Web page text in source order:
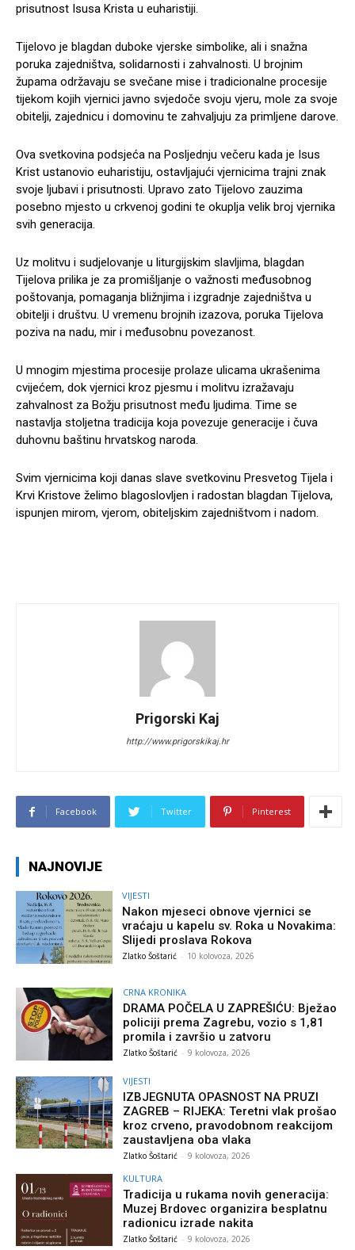
prisutnost Isusa Krista u euharistiji.
Tijelovo je blagdan duboke vjerske simbolike, ali i snažna
poruka zajedništva, solidarnosti i zahvalnosti. U brojnim
župama održavaju se svečane mise i tradicionalne procesije
tijekom kojih vjernici javno svjedoče svoju vjeru, mole za svoje
obitelji, zajednicu i domovinu te zahvaljuju za primljene darove.
Ova svetkovina podsjeća na Posljednju večeru kada je Isus
Krist ustanovio euharistiju, ostavljajući vjernicima trajni znak
svoje ljubavi i prisutnosti. Upravo zato Tijelovo zauzima
posebno mjesto u crkvenoj godini te okuplja velik broj vjernika
svih generacija.
Uz molitvu i sudjelovanje u liturgijskim slavljima, blagdan
Tijelova prilika je za promišljanje o važnosti međusobnog
poštovanja, pomaganja bližnjima i izgradnje zajedništva u
obitelji i društvu. U vremenu brojnih izazova, poruka Tijelova
poziva na nadu, mir i međusobnu povezanost.
U mnogim mjestima procesije prolaze ulicama ukrašenima
cvijećem, dok vjernici kroz pjesmu i molitvu izražavaju
zahvalnost za Božju prisutnost među ljudima. Time se
nastavlja stoljetna tradicija koja povezuje generacije i čuva
duhovnu baštinu hrvatskog naroda.
Svim vjernicima koji danas slave svetkovinu Presvetog Tijela i
Krvi Kristove želimo blagoslovljen i radostan blagdan Tijelova,
ispunjen mirom, vjerom, obiteljskim zajedništvom i nadom.
Prigorski Kaj
http://www.prigorskikaj.hr
Facebook Twitter Pinterest
NAJNOVIJE
VIJESTI
Nakon mjeseci obnove vjernici se
vraćaju u kapelu sv. Roka u Novakima:
Slijedi proslava Rokova
Zlatko Šoštarić - 10 kolovoza, 2026
CRNA KRONIKA
DRAMA POČELA U ZAPREŠIĆU: Bježao
policiji prema Zagrebu, vozio s 1,81
promila i završio u zatvoru
Zlatko Šoštarić - 9 kolovoza, 2026
VIJESTI
IZBJEGNUTA OPASNOST NA PRUZI
ZAGREB – RIJEKA: Teretni vlak prošao
kroz crveno, pravodobnom reakcijom
zaustavljena oba vlaka
Zlatko Šoštarić - 9 kolovoza, 2026
KULTURA
Tradicija u rukama novih generacija:
Muzej Brdovec organizira besplatnu
radionicu izrade nakita
Zlatko Šoštarić - 9 kolovoza, 2026